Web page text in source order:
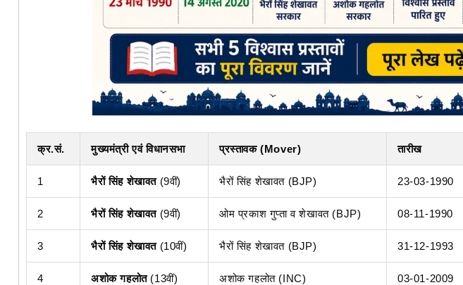
क्र.सं. मुख्यमंत्री एवं विधानसभा प्रस्तावक (Mover) तारीख
1 भैरों सिंह शेखावत(9वीं) भैरों सिंह शेखावत (BJP) 23-03-1990
2 भैरों सिंह शेखावत(9वीं) ओम प्रकाश गुप्ता व शेखावत (BJP) 08-11-1990
3 भैरों सिंह शेखावत(10वीं) भैरों सिंह शेखावत (BJP) 31-12-1993
4 अशोक गहलोत(13वीं) अशोक गहलोत (INC) 03-01-2009